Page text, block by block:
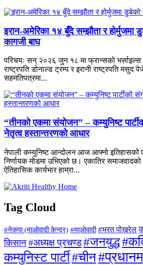
इरान-अमेरिका १४ बुँदे सम्झौता र होर्मुजमा
कागजी बाघ
परिचयः सन् २०२६ जुन १८ मा फ्रान्सको भर्साइल्स
राष्ट्रपति डोनाल्ड ट्रम्प र इरानी राष्ट्रपति मसुद
सहमतिपत्रमा...
“तीनको एकमा संयोजन” – कम्युनिष्ट
नेतृत्व हस्तान्तरणको आधार
नेपाली कम्युनिष्ट आन्दोलन आज आफ्नो
निर्णायक मोडमा उभिएको छ। एकातिर समाजवादको
ऐतिहासिक कार्यभार हाम्रा...
Tag Cloud
#नेकपा (माओवादी केन्द्र) #माओवादी #भरत पोखरेल
किसान#अध्यक्ष प्रचण्ड#जनयुद्ध
कम्युनिस्ट पार्टी#चीन